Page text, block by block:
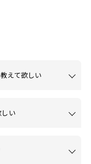
えて欲しい
い